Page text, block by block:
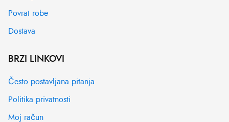
Povrat robe
Dostava
BRZI LINKOVI
Često postavljana pitanja
Politika privatnosti
Moj račun